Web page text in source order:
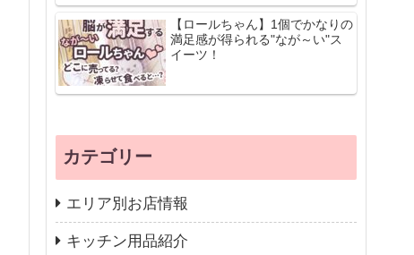
【ロールちゃん】1個でかなりの
満足感が得られる"なが～い"ス
イーツ！
カテゴリー
エリア別お店情報
キッチン用品紹介